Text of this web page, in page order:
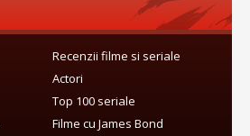
Recenzii filme si seriale
Actori
Top 100 seriale
Filme cu James Bond